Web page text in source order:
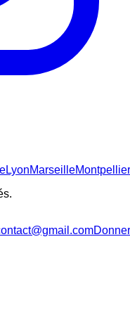
LyonMarseilleMontpellier
Donner